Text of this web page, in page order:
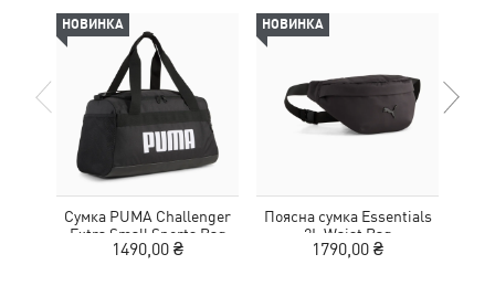
НОВИНКА
Сумка PUMA Challenger
Extra Small Sports Bag
1490,00 ₴
НОВИНКА
Поясна сумка Essentials
2L Waist Bag
1790,00 ₴